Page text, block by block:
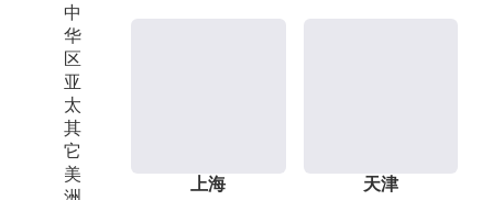
中
华
区
亚
太
其
它
美
上海 天津